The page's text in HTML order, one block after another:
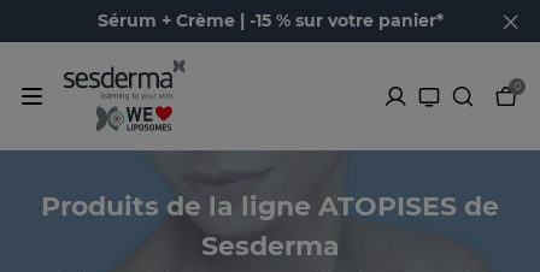
Sérum + Crème | -15 % sur votre panier*
0
Produits de la ligne ATOPISES de
Sesderma